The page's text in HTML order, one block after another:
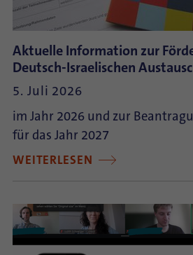
Aktuelle Information zur
Deutsch-Israelischen
5. Juli 2026
im Jahr 2026 und zur
für das Jahr 2027
WEITERLESEN